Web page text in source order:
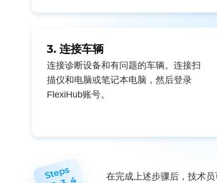
3. 连接车辆
连接诊断设备和有问题的车辆。连接扫
描仪和电脑或笔记本电脑，然后登录
FlexiHub账号。
在完成上述步骤后，技术